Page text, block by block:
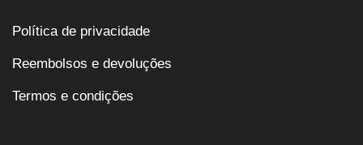
Política de privacidade
Reembolsos e devoluções
Termos e condições